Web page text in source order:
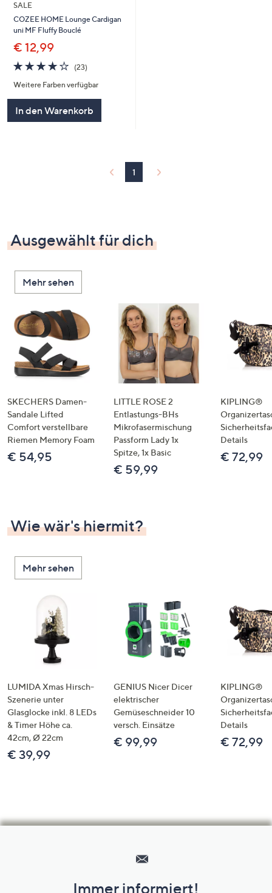
SALE
COZEE HOME Lounge Cardigan
uni MF Fluffy Bouclé
€ 12,99
3.9
von
5
(23)23
Weitere Farben verfügbar
In den Warenkorb
1
Ausgewählt für dich
Mehr sehen
SKECHERS Damen-
Sandale Lifted
Comfort verstellbare
Riemen Memory Foam
€ 54,95
LITTLE ROSE 2
Entlastungs-BHs
Mikrofasermischung
Passform Lady 1x
Spitze, 1x Basic
€ 59,99
KIPLING®
Details
€ 72,99
Wie wär's hiermit?
Mehr sehen
LUMIDA Xmas Hirsch-
Szenerie unter
Glasglocke inkl. 8 LEDs
& Timer Höhe ca.
42cm, Ø 22cm
€ 39,99
GENIUS Nicer Dicer
elektrischer
Gemüseschneider 10
versch. Einsätze
€ 99,99
KIPLING®
Details
€ 72,99
Immer informiert!